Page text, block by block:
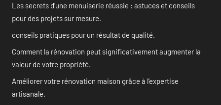
Les secrets d’une menuiserie réussie : astuces et conseils
pour des projets sur mesure.
conseils pratiques pour un résultat de qualité.
Comment la rénovation peut significativement augmenter la
valeur de votre propriété.
Améliorer votre rénovation maison grâce à l’expertise
artisanale.